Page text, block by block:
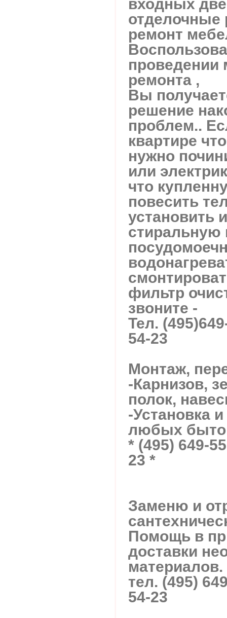
входных
отделочные
ремонт
проведении
ремонта ,
Вы
решение
проблем..
квартире
нужно
или
что
повесить
установить
стиральную
фильтр
звоните -
Тел.
54-23
Монтаж,
-Карнизов,
полок,
-Установка
любых
* (495) 649-
23 *
Заменю и
Помощь в
доставки
материалов.
тел. (495)
54-23